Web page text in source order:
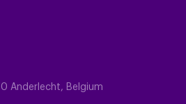
Anderlecht, Belgium